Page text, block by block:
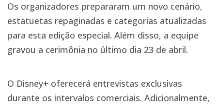
Os organizadores prepararam um novo cenário,
estatuetas repaginadas e categorias atualizadas
para esta edição especial. Além disso, a equipe
gravou a cerimônia no último dia 23 de abril.
O Disney+ oferecerá entrevistas exclusivas
durante os intervalos comerciais. Adicionalmente,